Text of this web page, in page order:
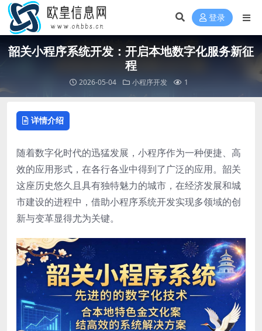
登录
韶关小程序系统开发：开启本地数字化服务新征
程
2026-05-04 小程序开发 1
详情介绍
随着数字化时代的迅猛发展，小程序作为一种便捷、高
效的应用形式，在各行各业中得到了广泛的应用。韶关
这座历史悠久且具有独特魅力的城市，在经济发展和城
市建设的进程中，借助小程序系统开发实现多领域的创
新与变革显得尤为关键。